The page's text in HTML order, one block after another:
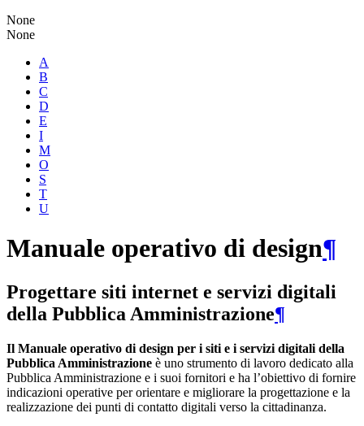
None
None
A
B
C
D
E
I
M
O
S
T
U
Manuale operativo di design¶
Progettare siti internet e servizi digitali
della Pubblica Amministrazione¶
Il Manuale operativo di design per i siti e i servizi digitali della
Pubblica Amministrazione è uno strumento di lavoro dedicato alla
Pubblica Amministrazione e i suoi fornitori e ha l’obiettivo di fornire
indicazioni operative per orientare e migliorare la progettazione e la
realizzazione dei punti di contatto digitali verso la cittadinanza.